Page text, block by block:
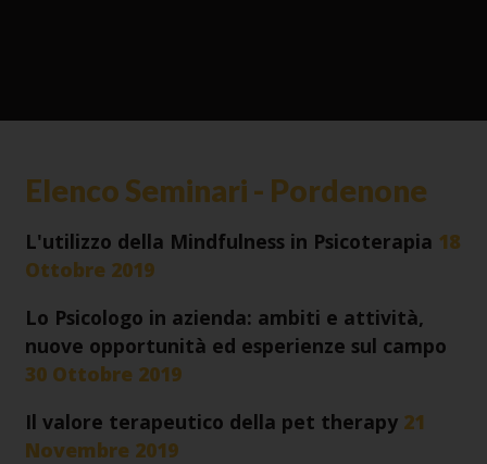
Elenco Seminari - Pordenone
L'utilizzo della Mindfulness in Psicoterapia 18
Ottobre 2019
Lo Psicologo in azienda: ambiti e attività,
nuove opportunità ed esperienze sul campo
30 Ottobre 2019
Il valore terapeutico della pet therapy 21
Novembre 2019